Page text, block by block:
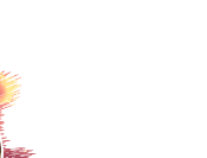
Levoit
hệ